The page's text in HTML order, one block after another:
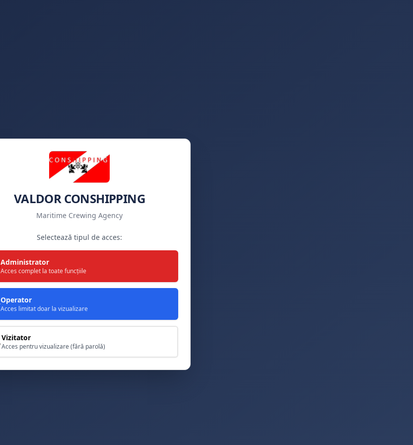
VALDOR CONSHIPPING
Maritime Crewing Agency
Selectează tipul de acces:
Administrator
Acces complet la toate funcțiile
Operator
Acces limitat doar la vizualizare
Vizitator
Acces pentru vizualizare (fără parolă)